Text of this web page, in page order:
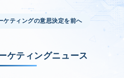
ケティングの意思決定を前へ
ケティングニュース